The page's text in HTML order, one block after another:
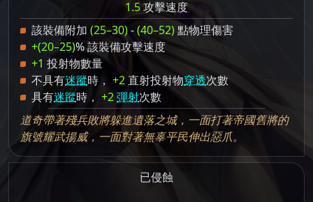
1.5攻擊速度
該裝備附加 (25–30)-(40–52)點物理傷害
+(20–25)% 該裝備攻擊速度
+1 投射物數量
不具有迷蹤時， +2直射投射物穿透次數
具有迷蹤時， +2彈射次數
道奇帶著殘兵敗將躲進遺落之城，一面打著帝國舊將的
旗號耀武揚威，一面對著無辜平民伸出惡爪。
已侵蝕